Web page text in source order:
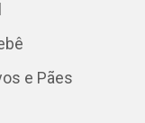
e Pães